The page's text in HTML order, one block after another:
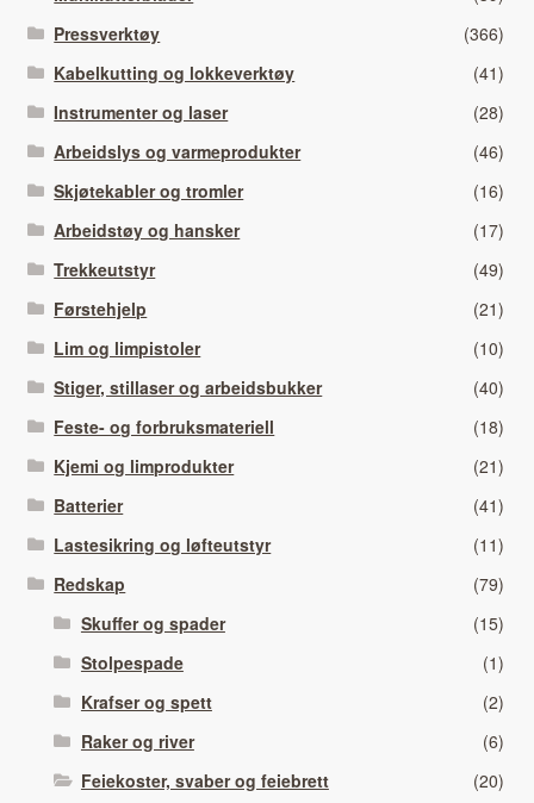
Pressverktøy
(366)
Kabelkutting og lokkeverktøy
(41)
Instrumenter og laser
(28)
Arbeidslys og varmeprodukter
(46)
Skjøtekabler og tromler
(16)
Arbeidstøy og hansker
(17)
Trekkeutstyr
(49)
Førstehjelp
(21)
Lim og limpistoler
(10)
Stiger, stillaser og arbeidsbukker
(40)
Feste- og forbruksmateriell
(18)
Kjemi og limprodukter
(21)
Batterier
(41)
Lastesikring og løfteutstyr
(11)
Redskap
(79)
Skuffer og spader
(15)
Stolpespade
(1)
Krafser og spett
(2)
Raker og river
(6)
Feiekoster, svaber og feiebrett
(20)